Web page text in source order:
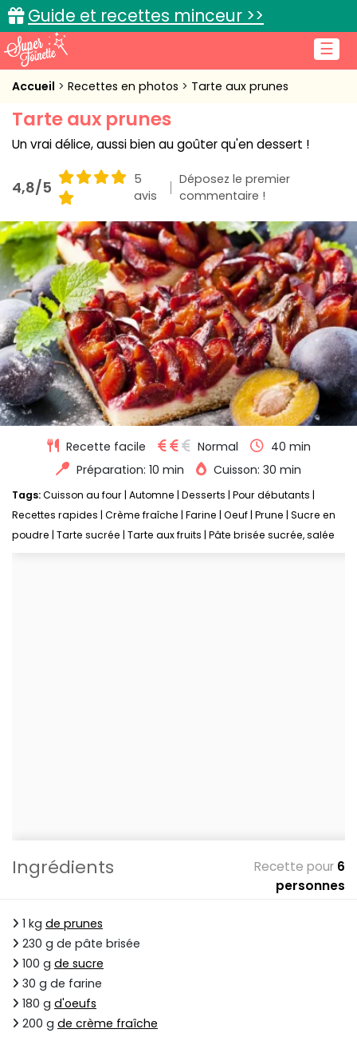
☰
Guide et recettes minceur >>
Accueil
Recettes de cuisine
Cuisine pratique
L'actu cuisine
Connexion
Accueil Recettes en photos Tarte aux prunes
Tarte aux prunes
Un vrai délice, aussi bien au goûter qu'en dessert !
4,8/5
5
avis
Déposez le premier
commentaire !
Recette facile Normal
40 min
Préparation: 10 min
Cuisson: 30 min
Tags:Cuisson au four Automne Desserts Pour débutants
Recettes rapides Crème fraîche Farine Oeuf Prune Sucre en
poudre Tarte sucrée Tarte aux fruits Pâte brisée sucrée, salée
Ingrédients Recette pour 6
personnes
1 kg de prunes
230 g de pâte brisée
100 g de sucre
30 g de farine
180 g d'oeufs
200 g de crème fraîche